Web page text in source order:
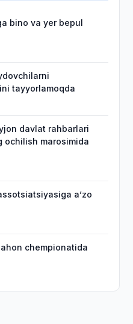
bino va yer bepul
tayyorlamoqda
davlat rahbarlari
ochilish marosimida
aʼzo
chempionatida